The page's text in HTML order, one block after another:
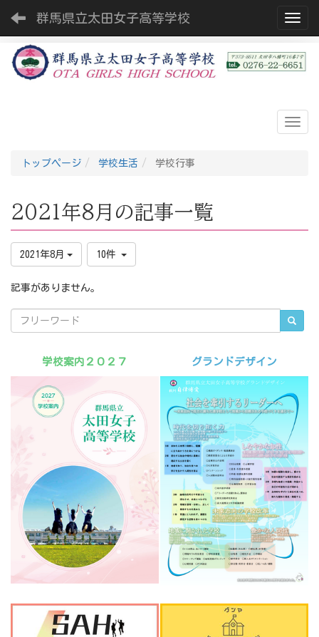
群馬県立太田女子高等学校
トップページ 学校生活 学校行事
2021年8月の記事一覧
2021年8月 10件
記事がありません。
学校案内２０２７ グランドデザイン